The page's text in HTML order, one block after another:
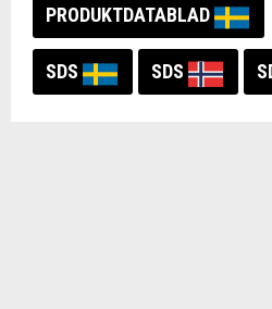
PRODUKTDATABLAD
SDS SDS